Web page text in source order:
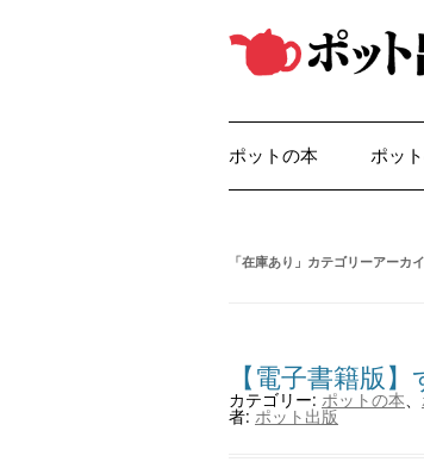
テ
キ
プ
ポットの本 ポッ
「在庫あり 」カテゴリーアーカ
【電子書籍版
カテゴリー: ポットの本、
者:ポット出版